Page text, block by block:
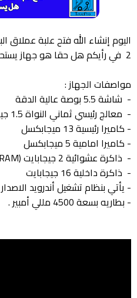
2 في رأيكم هل حقا هو جهاز يستحق الإقتناء ؟
مواصفات الجهاز :
- شاشة 5.5 بوصة عالية الدقة
- معالج رئيسي ثماني النواة 1.5 جيجاهرتز Cortex-A53
- كاميرا رئيسية 13 ميجابكسل
- كاميرا امامية 5 ميجابكسل
- ذاكرة عشوائية 2 جيجابايت (RAM)
- ذاكرة داخلية 16 جيجابايت
- يأتي بنظام تشغيل أندرويد الاصدار 7.0 Nougat نوجا .
- بطاريه بسعة 4500 مللي أمبير .